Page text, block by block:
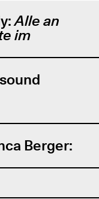
Alle an
im
Berger: